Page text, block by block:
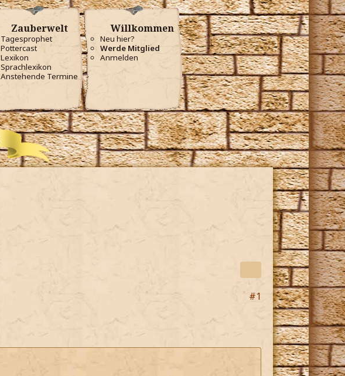
Zauberwelt
Tagesprophet
Pottercast
Lexikon
Sprachlexikon
Anstehende Termine
Willkommen
Neu hier?
Werde Mitglied
Anmelden
#1